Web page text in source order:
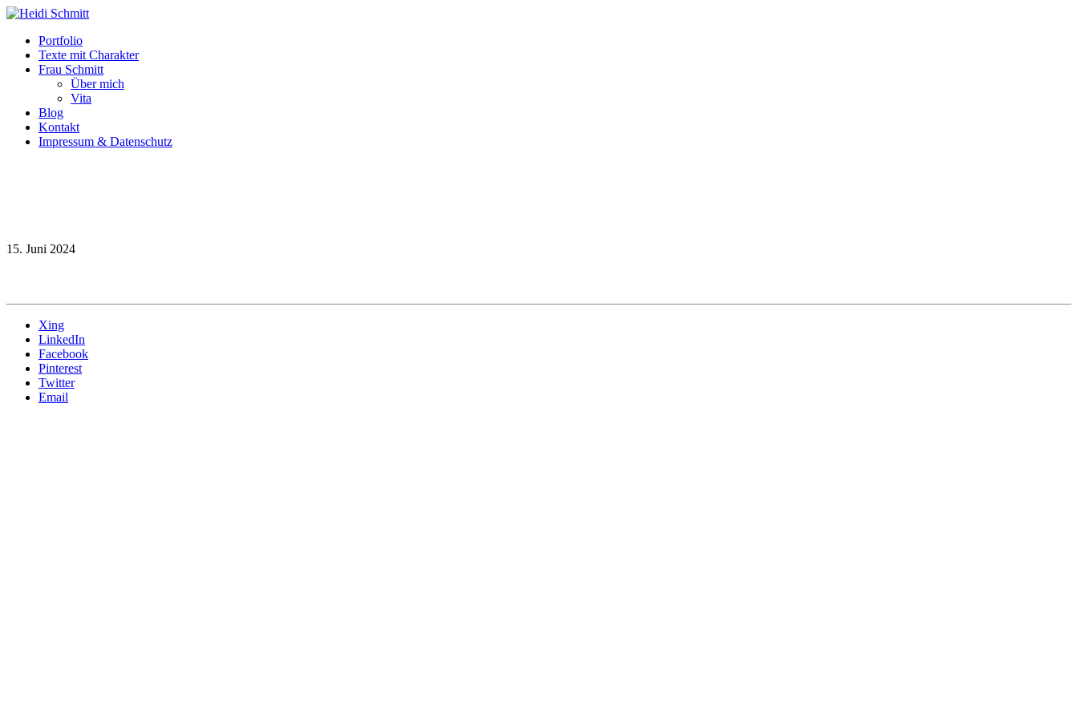
Portfolio
Texte mit Charakter
Frau Schmitt
Über mich
Vita
Blog
Kontakt
Impressum & Datenschutz
15. Juni 2024
Xing
LinkedIn
Facebook
Pinterest
Twitter
Email